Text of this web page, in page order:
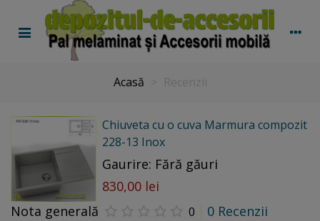
Acasă
Chiuveta cu o cuva Marmura compozit
228-13 Inox
Gaurire: Fără găuri
830,00 lei
Nota generală
0 0 Recenzii